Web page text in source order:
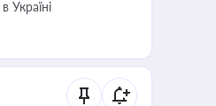
Україні